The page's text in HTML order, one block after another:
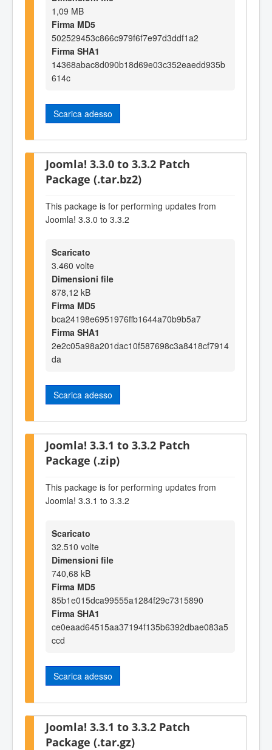
1,09 MB
Firma MD5
502529453c866c979f6f7e97d3ddf1a2
Firma SHA1
14368abac8d090b18d69e03c352eaedd935b
614c
Scarica adesso
Joomla! 3.3.0 to 3.3.2 Patch
Package (.tar.bz2)
This package is for performing updates from
Joomla! 3.3.0 to 3.3.2
Scaricato
3.460 volte
Dimensioni file
878,12 kB
Firma MD5
bca24198e6951976ffb1644a70b9b5a7
Firma SHA1
2e2c05a98a201dac10f587698c3a8418cf7914
da
Scarica adesso
Joomla! 3.3.1 to 3.3.2 Patch
Package (.zip)
This package is for performing updates from
Joomla! 3.3.1 to 3.3.2
Scaricato
32.510 volte
Dimensioni file
740,68 kB
Firma MD5
85b1e015dca99555a1284f29c7315890
Firma SHA1
ce0eaad64515aa37194f135b6392dbae083a5
ccd
Scarica adesso
Joomla! 3.3.1 to 3.3.2 Patch
Package (.tar.gz)